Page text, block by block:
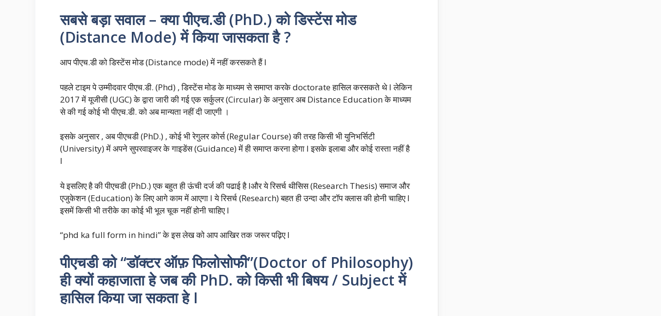
सबसे बड़ा सवाल – क्या पीएच.डी (PhD.) को डिस्टेंस मोड
(Distance Mode) में किया जासकता है ?
आप पीएच.डी को डिस्टेंस मोड (Distance mode) में नहीं करसकते हैं I
पहले टाइम पे उम्मीदवार पीएच.डी. (Phd) , डिस्टेंस मोड के माध्यम से समाप्त करके doctorate हासिल करसकते थे I लेकिन
2017 में यूजीसी (UGC) के द्वारा जारी की गई एक सर्कुलर (Circular) के अनुसार अब Distance Education के माध्यम
से की गई कोई भी पीएच.डी. को अब मान्यता नहीं दी जाएगी ।
इसके अनुसार , अब पीएचडी (PhD.) , कोई भी रेगुलर कोर्स (Regular Course) की तरह किसी भी युनिभर्सिटी
(University) में अपने सुपरवाइजर के गाइडेंस (Guidance) में ही समाप्त करना होगा I इसके इलाबा और कोई रास्ता नहीं है
I
ये इसलिए है की पीएचडी (PhD.) एक बहुत ही ऊंची दर्ज की पढाई है Iऔर ये रिसर्च थीसिस (Research Thesis) समाज और
एजुकेशन (Education) के लिए आगे काम में आएगा I ये रिसर्च (Research) बहत ही उन्दा और टॉप क्लास की होनी चाहिए I
इसमें किसी भी तरीके का कोई भी भूल चूक नहीं होनी चाहिए I
“phd ka full form in hindi” के इस लेख को आप आखिर तक जरूर पढ़िए I
पीएचडी को “डॉक्टर ऑफ़ फिलोसोफी”(Doctor of Philosophy)
ही क्यों कहाजाता हे जब की PhD. को किसी भी बिषय / Subject में
हासिल किया जा सकता हे I